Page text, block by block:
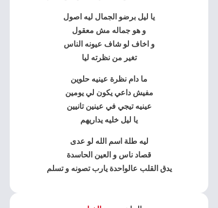
يا ليل برضو الجمال ليه اصول
و هو جماله مش معقول
و اخاف لو شاف عيونه الناس
تغير من نظرته ليا
ما دام نظرة عينيه حلوين
مفيش داعي يكون لي يومين
عينيه تيجي في عينين تانيين
يا ليل خليه يداريهم
ليه طلة اسم الله لو عدى
قصاد ناس و العين الحاسدة
يدق القلب عالواحدة يارب تصونه و تسلم